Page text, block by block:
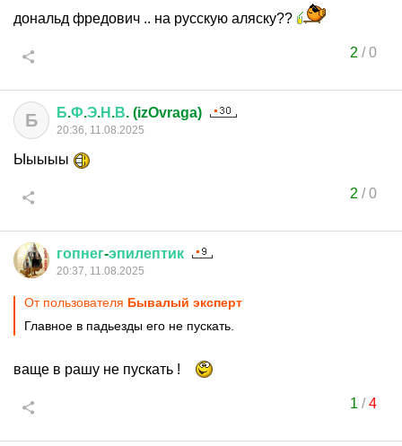
дональд фредович .. на русскую аляску??
2 /0
Б Б.Ф.Э.Н .В. (izOvraga)
20:36, 11.08.2025
Ыыыыы
2 /0
гопнег-эпилептик
20:37, 11.08.2025
От пользователя Бывалый эксперт
Главное в падьезды его не пускать.
ваще в рашу не пускать !
1 /4